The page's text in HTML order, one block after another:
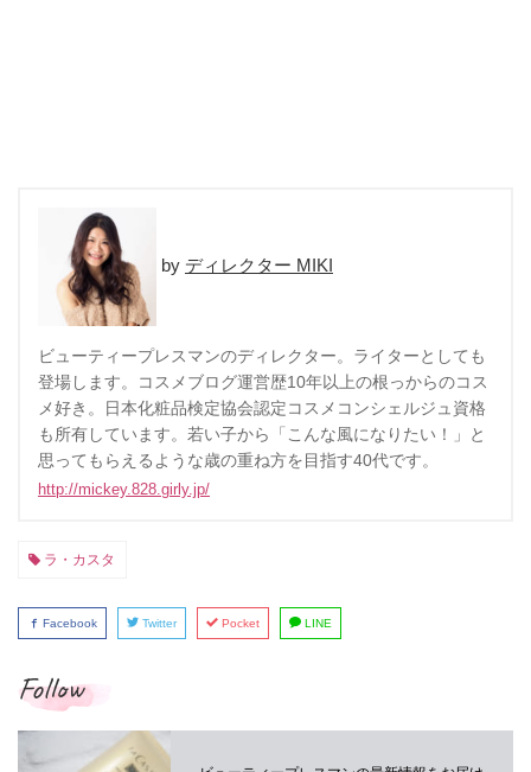
ディレクター MIKI
ビューティープレスマンのディレクター。ライターとしても
登場します。コスメブログ運営歴10年以上の根っからのコス
メ好き。日本化粧品検定協会認定コスメコンシェルジュ資格
も所有しています。若い子から「こんな風になりたい！」と
思ってもらえるような歳の重ね方を目指す40代です。
http://mickey.828.girly.jp/
ラ・カスタ
Facebook Twitter Pocket LINE
Follow